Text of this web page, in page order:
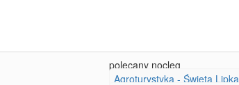
polecany nocleg
Agroturystyka - Święta Lipka